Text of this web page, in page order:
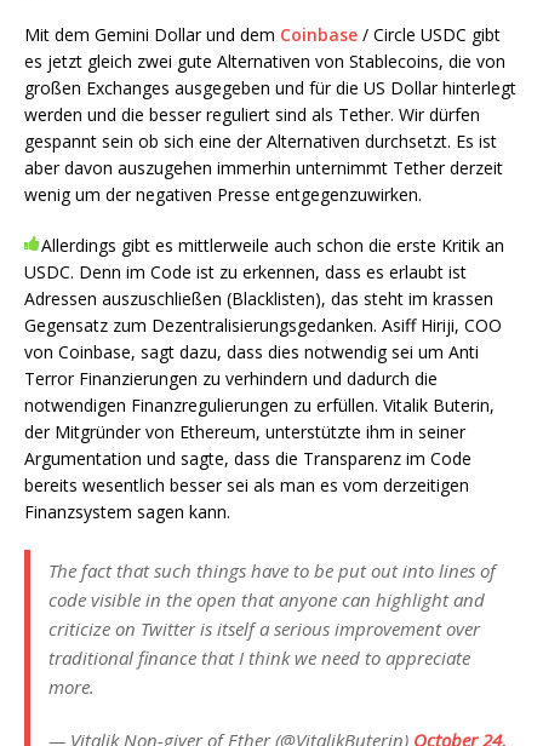
Mit dem Gemini Dollar und dem Coinbase / Circle USDC gibt
es jetzt gleich zwei gute Alternativen von Stablecoins, die von
großen Exchanges ausgegeben und für die US Dollar hinterlegt
werden und die besser reguliert sind als Tether. Wir dürfen
gespannt sein ob sich eine der Alternativen durchsetzt. Es ist
aber davon auszugehen immerhin unternimmt Tether derzeit
wenig um der negativen Presse entgegenzuwirken.
Allerdings gibt es mittlerweile auch schon die erste Kritik an
USDC. Denn im Code ist zu erkennen, dass es erlaubt ist
Adressen auszuschließen (Blacklisten), das steht im krassen
Gegensatz zum Dezentralisierungsgedanken. Asiff Hiriji, COO
von Coinbase, sagt dazu, dass dies notwendig sei um Anti
Terror Finanzierungen zu verhindern und dadurch die
notwendigen Finanzregulierungen zu erfüllen. Vitalik Buterin,
der Mitgründer von Ethereum, unterstützte ihm in seiner
Argumentation und sagte, dass die Transparenz im Code
bereits wesentlich besser sei als man es vom derzeitigen
Finanzsystem sagen kann.
The fact that such things have to be put out into lines of
code visible in the open that anyone can highlight and
criticize on Twitter is itself a serious improvement over
traditional finance that I think we need to appreciate
more.
— Vitalik Non-giver of Ether (@VitalikButerin) October 24,